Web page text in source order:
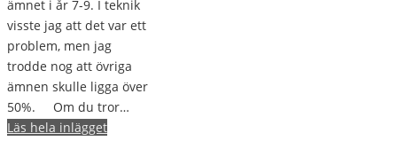
ämnet i år 7-9. I teknik
visste jag att det var ett
problem, men jag
trodde nog att övriga
ämnen skulle ligga över
50%. Om du tror…
Läs hela inlägget